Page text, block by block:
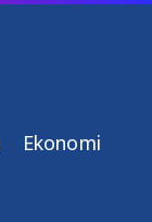
Ekonomi